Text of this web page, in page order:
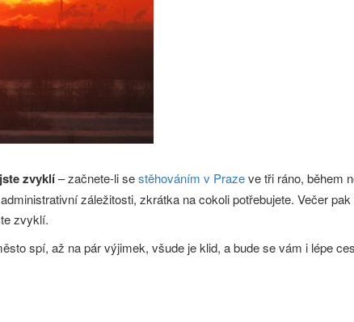
zvyklí– začnete-li sestěhováním v Prazeve tři ráno, během
záležitosti, zkrátka na cokoli potřebujete. Večer
zvyklí.
spí, až na pár výjimek, všude je klid, a bude se vám i lépe